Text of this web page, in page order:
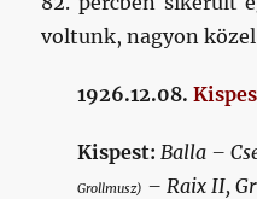
voltunk, nagyon
1926.12.08.
Kispest: Balla –
Grollmusz) – Raix II,